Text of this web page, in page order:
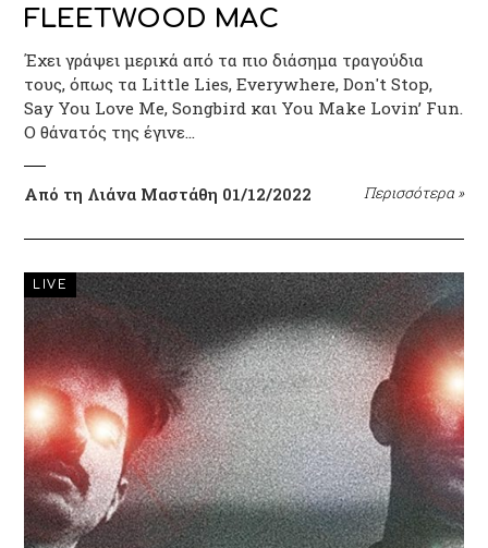
FLEETWOOD MAC
Έχει γράψει μερικά από τα πιο διάσημα τραγούδια
τους, όπως τα Little Lies, Everywhere, Don't Stop,
Say You Love Me, Songbird και You Make Lovin’ Fun.
Ο θάνατός της έγινε…
Από τη Λιάνα Μαστάθη 01/12/2022 Περισσότερα »
LIVE